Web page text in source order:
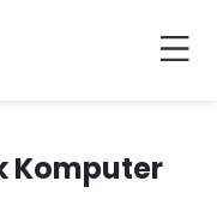
Komputer